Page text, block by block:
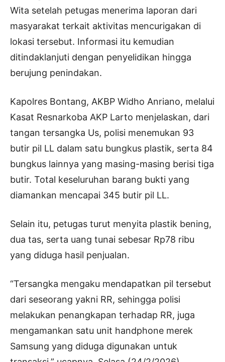
Wita setelah petugas menerima laporan dari
masyarakat terkait aktivitas mencurigakan di
lokasi tersebut. Informasi itu kemudian
ditindaklanjuti dengan penyelidikan hingga
berujung penindakan.
Kapolres Bontang, AKBP Widho Anriano, melalui
Kasat Resnarkoba AKP Larto menjelaskan, dari
tangan tersangka Us, polisi menemukan 93
butir pil LL dalam satu bungkus plastik, serta 84
bungkus lainnya yang masing-masing berisi tiga
butir. Total keseluruhan barang bukti yang
diamankan mencapai 345 butir pil LL.
Selain itu, petugas turut menyita plastik bening,
dua tas, serta uang tunai sebesar Rp78 ribu
yang diduga hasil penjualan.
“Tersangka mengaku mendapatkan pil tersebut
dari seseorang yakni RR, sehingga polisi
melakukan penangkapan terhadap RR, juga
mengamankan satu unit handphone merek
Samsung yang diduga digunakan untuk